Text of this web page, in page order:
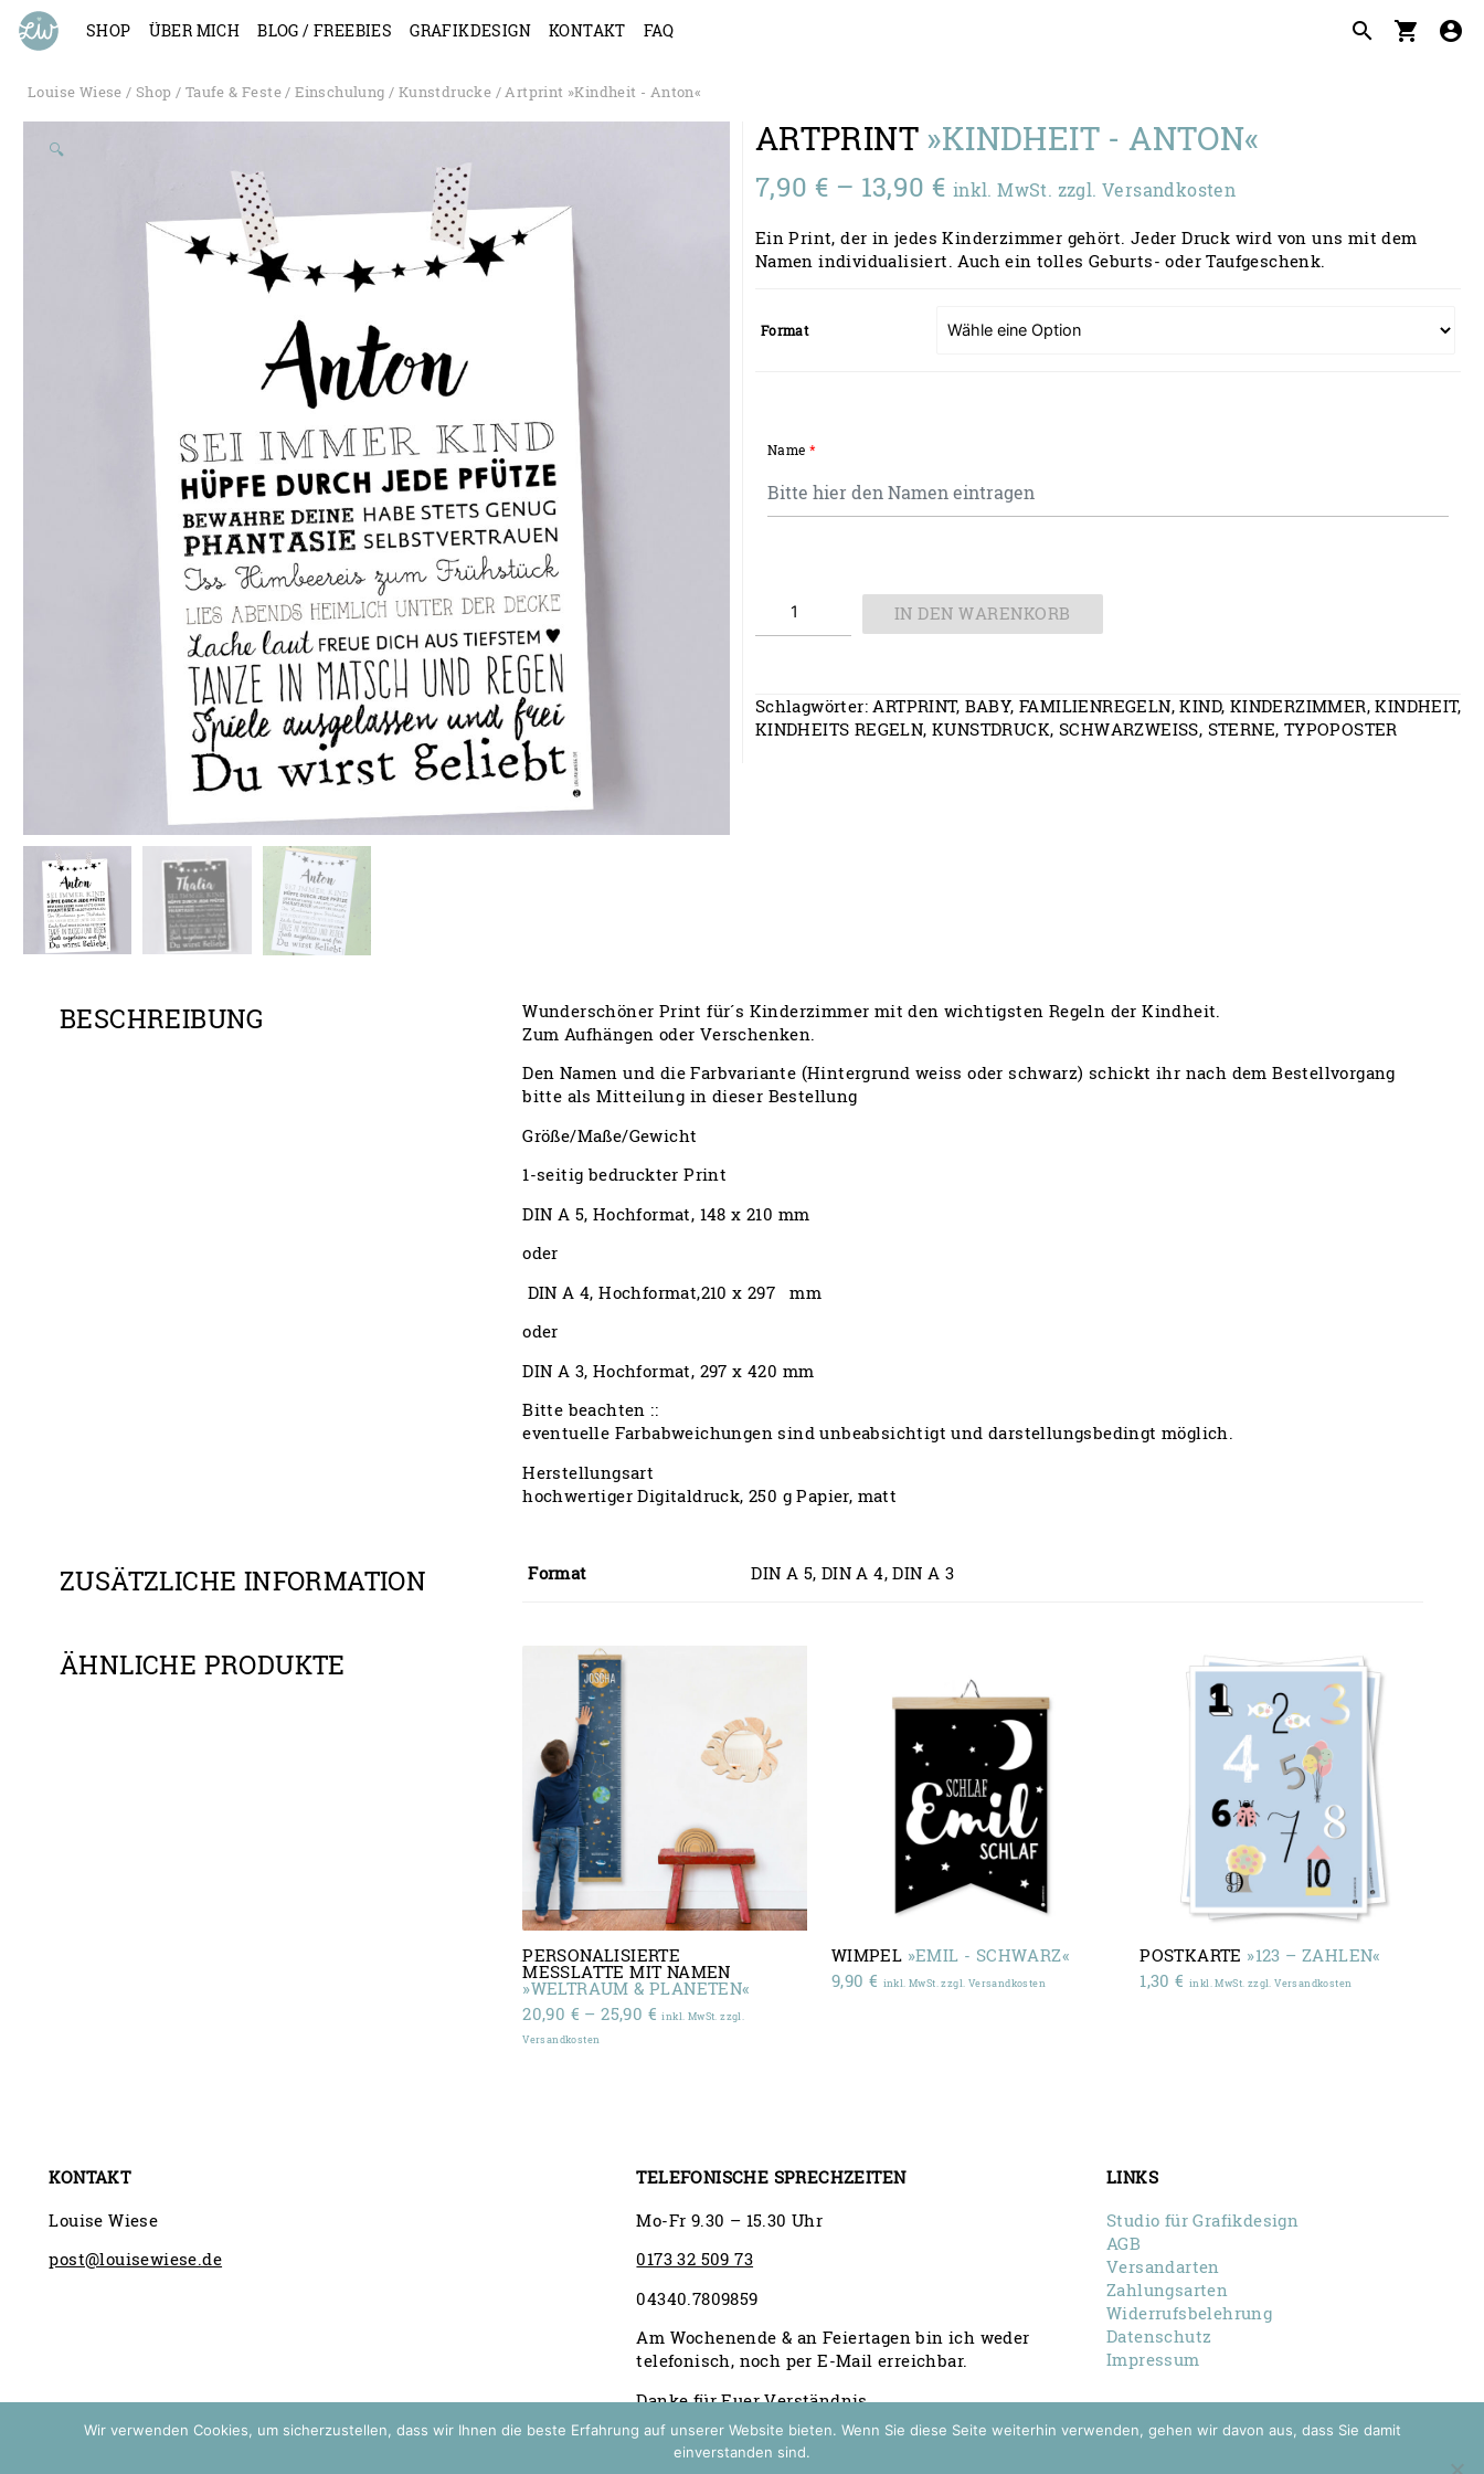
search shopping_cart account_circle
SHOP ÜBER MICH BLOG / FREEBIES GRAFIKDESIGN KONTAKT FAQ
Louise Wiese / Shop / Taufe & Feste/Einschulung / Kunstdrucke / Artprint »Kindheit - Anton«
🔍 ARTPRINT »KINDHEIT - ANTON«
7,90 € – 13,90 €Preisspanne:
7,90 €
bis
inkl. MwSt. zzgl. Versandkosten
Ein Print, der in jedes Kinderzimmer gehört. Jeder Druck wird von uns mit dem
Namen individualisiert. Auch ein tolles Geburts- oder Taufgeschenk.
Format
Name *
Artprint
IN DEN WARENKORB
Schlagwörter: ARTPRINT, BABY, FAMILIENREGELN,KIND, KINDERZIMMER,KINDHEIT,
KINDHEITS REGELN,KUNSTDRUCK, SCHWARZWEISS , STERNE, TYPOPOSTER
BESCHREIBUNG
Wunderschöner Print für´s Kinderzimmer mit den wichtigsten Regeln der Kindheit.
Zum Aufhängen oder Verschenken.
Den Namen und die Farbvariante (Hintergrund weiss oder schwarz) schickt ihr nach dem Bestellvorgang
bitte als Mitteilung in dieser Bestellung
Größe/Maße/Gewicht
1-seitig bedruckter Print
DIN A 5, Hochformat, 148 x 210 mm
oder
DIN A 4, Hochformat,210 x 297 mm
oder
DIN A 3, Hochformat, 297 x 420 mm
Bitte beachten ::
eventuelle Farbabweichungen sind unbeabsichtigt und darstellungsbedingt möglich.
Herstellungsart
hochwertiger Digitaldruck, 250 g Papier, matt
ZUSÄTZLICHE INFORMATION Format DIN A 5, DIN A 4, DIN A 3
ÄHNLICHE PRODUKTE
PERSONALISIERTE
MESSLATTE MIT NAMEN
»WELTRAUM & PLANETEN«
20,90 € –25,90 € Preisspanne:
inkl. MwSt. zzgl.
Versandkosten
WIMPEL »EMIL - SCHWARZ«
9,90 € inkl. MwSt. zzgl. Versandkosten
POSTKARTE »123 – ZAHLEN«
1,30€ inkl. MwSt. zzgl. Versandkosten
KONTAKT
Louise Wiese
post@louisewiese.de
TELEFONISCHE SPRECHZEITEN
Mo-Fr 9.30 – 15.30 Uhr
0173 32 509 73
04340.7809859
Am Wochenende & an Feiertagen bin ich weder
telefonisch, noch per E-Mail erreichbar.
Danke für Euer Verständnis.
LINKS
Studio für Grafikdesign
AGB
Versandarten
Zahlungsarten
Widerrufsbelehrung
Datenschutz
Impressum
Wir verwenden Cookies, um sicherzustellen, dass wir Ihnen die beste Erfahrung auf unserer Website bieten. Wenn Sie diese Seite weiterhin verwenden, gehen wir davon aus, dass Sie damit
einverstanden sind.